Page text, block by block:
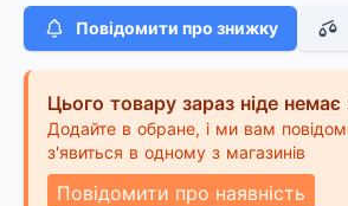
Повідомити про знижку
Цього товару зараз ніде немає
Додайте в обране, і ми вам
з'явиться в одному з магазинів
Повідомити про наявність